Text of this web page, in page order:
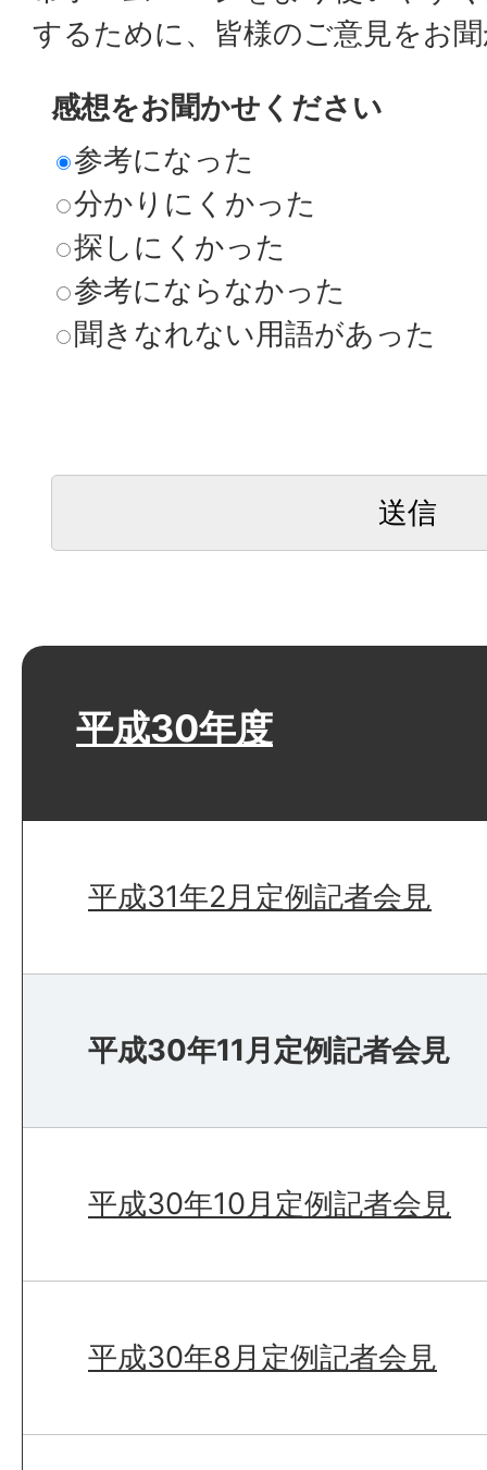
するために、皆様のご意見をお
感想をお聞かせください
参考になった
分かりにくかった
探しにくかった
参考にならなかった
聞きなれない用語があった
平成30年度
平成31年2月定例記者会見
平成30年11月定例記者会見
平成30年10月定例記者会見
平成30年8月定例記者会見